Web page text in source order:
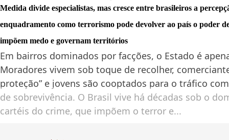
Medida divide especialistas, mas cresce entre brasileiros a
enquadramento como terrorismo pode devolver ao país o poder
impõem medo e governam territórios
Em bairros dominados por facções, o Estado é
Moradores vivem sob toque de recolher,
proteção” e jovens são cooptados para o tráfico
de sobrevivência. O Brasil vive há décadas sob o
cartéis do crime, que impõem o terror e...